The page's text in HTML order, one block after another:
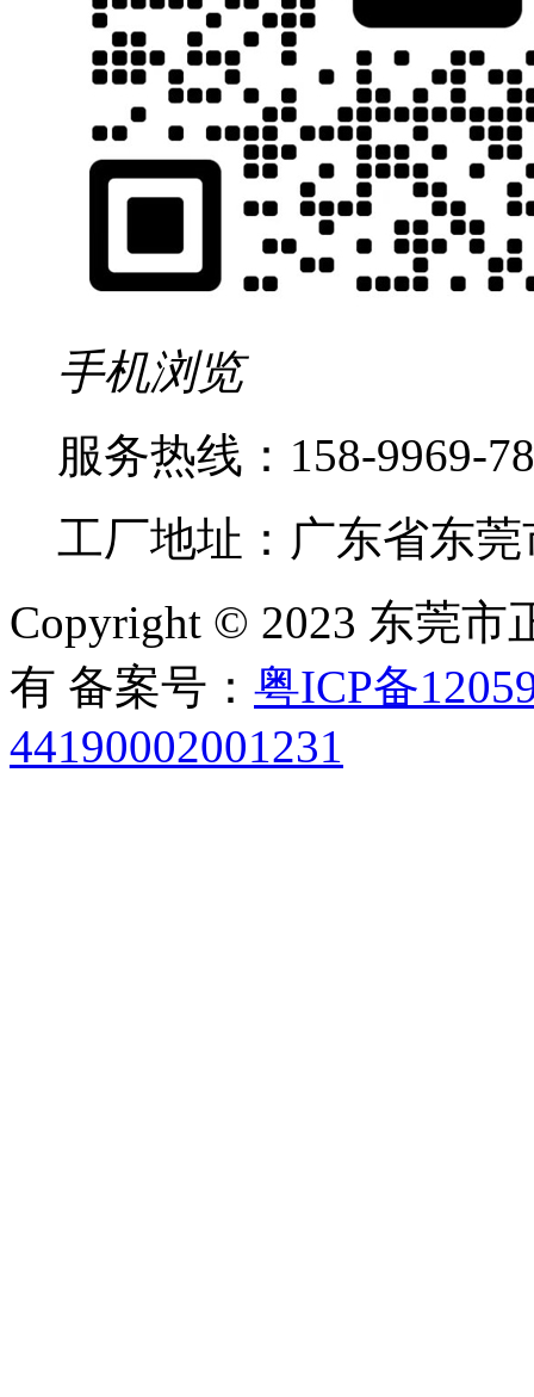
手机浏览
服务热线： 158-9969-
工厂地址：广东省东
Copyright © 2023 东莞
有 备案号： 粤ICP备
44190002001231